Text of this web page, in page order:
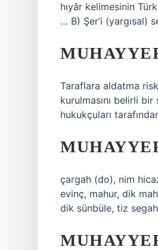
hıyâr kelimesinin
… B) Şer’i (yargısal)
Taraflara aldatma
kurulmasını belirli
hukukçuları
çargah (do), nim
evinç, mahur, dik
dik sünbüle, tiz